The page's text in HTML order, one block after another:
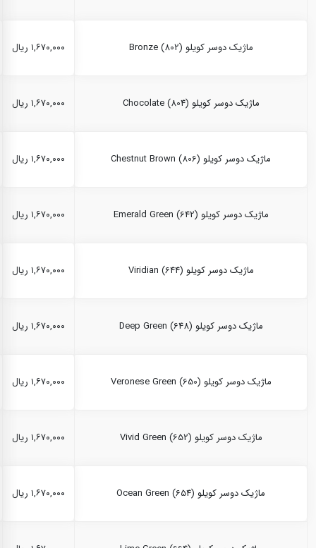
ماژیک دوسر کویلو Bronze (802) ۱,۶۷۰,۰۰۰ ریال
ماژیک دوسر کویلو Chocolate (804) ۱,۶۷۰,۰۰۰ ریال
ماژیک دوسر کویلو Chestnut Brown (806) ۱,۶۷۰,۰۰۰ ریال
ماژیک دوسر کویلو Emerald Green (642) ۱,۶۷۰,۰۰۰ ریال
ماژیک دوسر کویلو Viridian (644) ۱,۶۷۰,۰۰۰ ریال
ماژیک دوسر کویلو Deep Green (648) ۱,۶۷۰,۰۰۰ ریال
ماژیک دوسر کویلو Veronese Green (650) ۱,۶۷۰,۰۰۰ ریال
ماژیک دوسر کویلو Vivid Green (652) ۱,۶۷۰,۰۰۰ ریال
ماژیک دوسر کویلو Ocean Green (654) ۱,۶۷۰,۰۰۰ ریال